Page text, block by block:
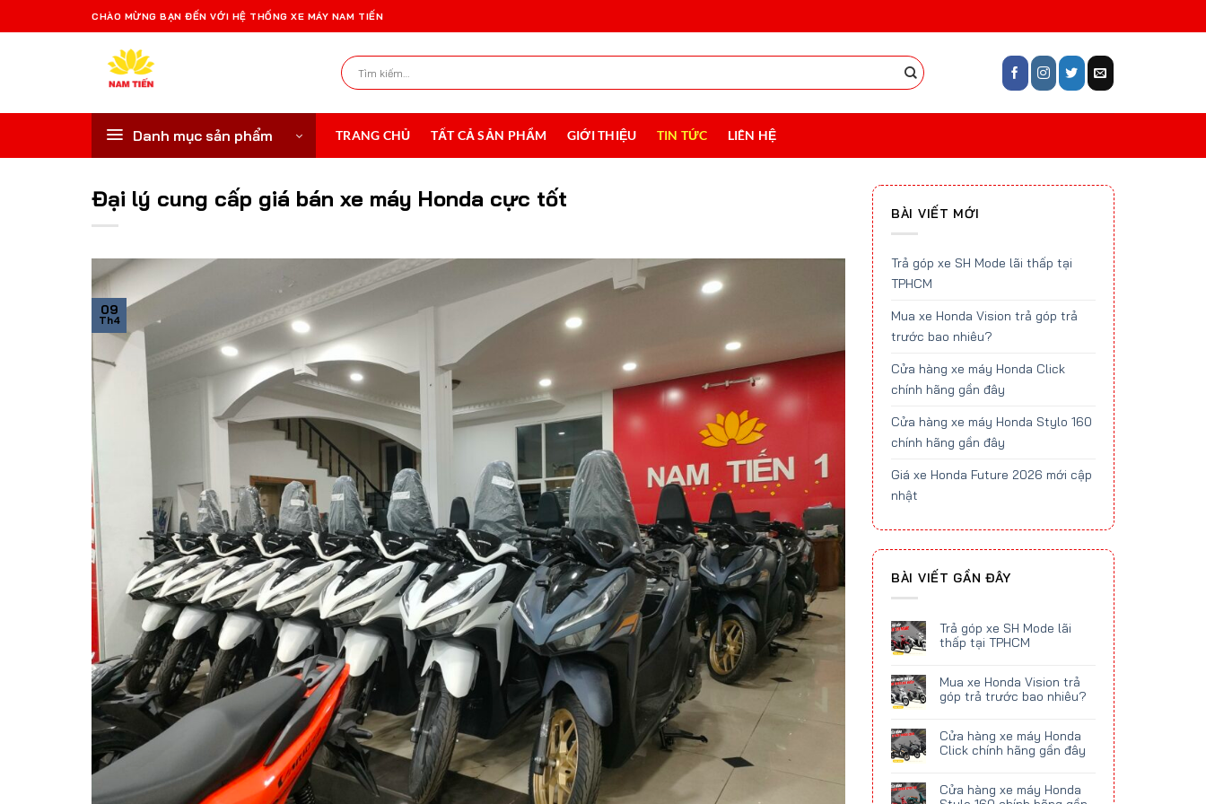
qua
CHÀO MỪNG BẠN ĐẾN VỚI HỆ THỐNG XE MÁY NAM TIẾN
Tìm
kiếm:
Danh mục sản phẩm TRANG CHỦ TẤT CẢ SẢN PHẨM GIỚI THIỆU TIN TỨC LIÊN HỆ
Đại lý cung cấp giá bán xe máy Honda cực tốt
09
Th4
BÀI VIẾT MỚI
Trả góp xe SH Mode lãi thấp tại
TPHCM
Mua xe Honda Vision trả góp trả
trước bao nhiêu?
Cửa hàng xe máy Honda Click
chính hãng gần đây
Cửa hàng xe máy Honda Stylo 160
chính hãng gần đây
Giá xe Honda Future 2026 mới cập
nhật
BÀI VIẾT GẦN ĐÂY
Trả góp xe SH Mode lãi
thấp tại TPHCM
Mua xe Honda Vision trả
góp trả trước bao nhiêu?
Cửa hàng xe máy Honda
Click chính hãng gần đây
Cửa hàng xe máy Honda